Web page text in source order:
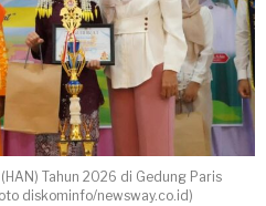
Tahun 2026 di Gedung Paris
diskominfo/newsway.co.id)